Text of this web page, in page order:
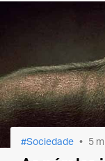
Sociedade 5